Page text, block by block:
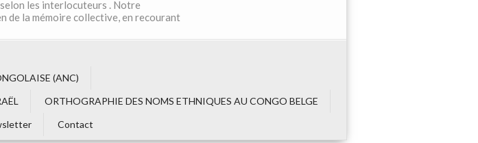
les interlocuteurs . Notre
de la mémoire collective, en recourant
(ANC)
ORTHOGRAPHIE DES NOMS ETHNIQUES AU CONGO BELGE
Contact